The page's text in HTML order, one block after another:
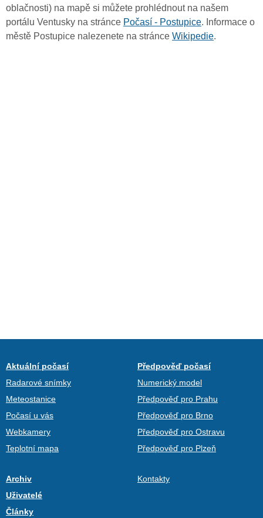
oblačnosti) na mapě si můžete prohlédnout na našem
portálu Ventusky na stránce Počasí - Postupice. Informace o
městě Postupice nalezenete na stránce Wikipedie.
Aktuální počasí
Radarové snímky
Meteostanice
Počasí u vás
Webkamery
Teplotní mapa
Předpověď počasí
Numerický model
Předpověď pro Prahu
Předpověď pro Brno
Předpověď pro Ostravu
Předpověď pro Plzeň
Archiv
Uživatelé
Články
Kontakty